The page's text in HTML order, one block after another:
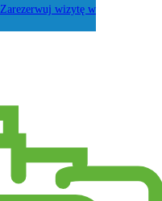
Zarezerwuj wizytę w